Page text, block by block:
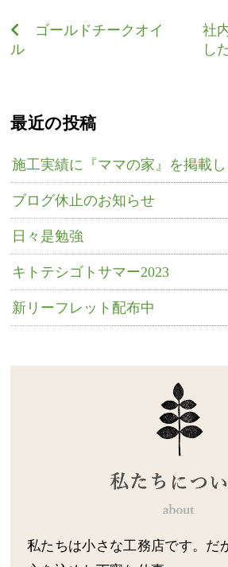
ゴールドチークオイ
ル
社
し
最近の投稿
施工実績に『ママの家』を掲載し
ブログ休止のお知らせ
日々是勉強
キトテシゴトサマー2023
新リーフレット配布中
私たちは小さな工務店です。だ